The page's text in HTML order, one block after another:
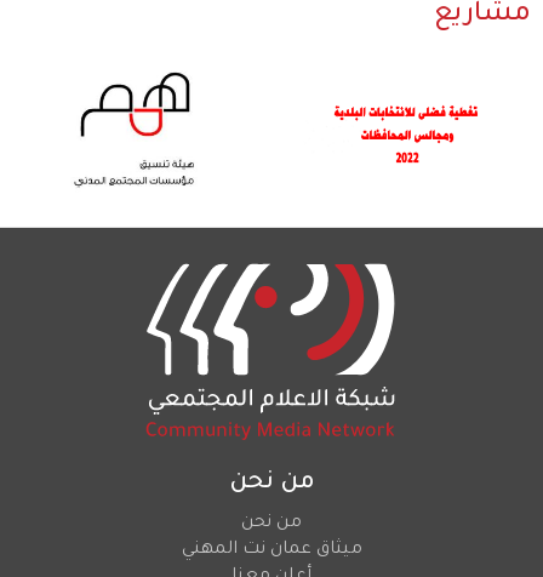
مشاريع
من نحن
من نحن
ميثاق عمان نت المهني